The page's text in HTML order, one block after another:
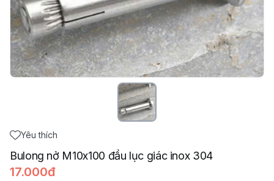
Yêu thích
Bulong nở M10x100 đầu lục giác inox 304
17.000đ